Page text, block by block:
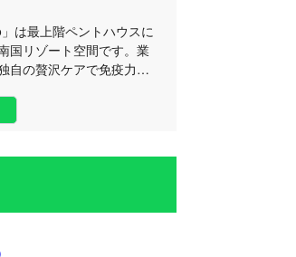
」は最上階ペントハウスに
国リゾート空間です。業
自の贅沢ケアで免疫力と
み込んだ、独自のオリ